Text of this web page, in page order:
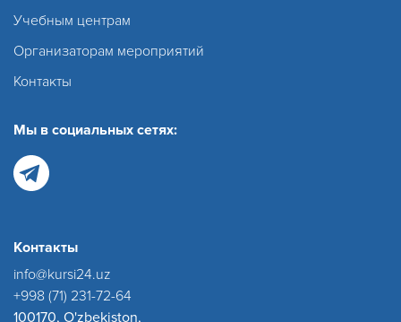
Учебным центрам
Организаторам мероприятий
Контакты
Мы в социальных сетях:
Контакты
info@kursi24.uz
+998 (71) 231-72-64
100170, O'zbekiston,